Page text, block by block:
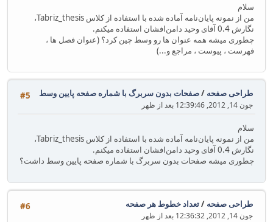
سلام
من از نمونه پایان‌نامه آماده شده با استفاده از کلاس Tabriz_thesis،
نگارش 0.4 آقای وحید دامن‌افشان استفاده میکنم.
چطوری میشه همه عنوان ها رو وسط چین کرد؟ (عنوان فصل ها ،
فهرست ، پیوست ، مراجع و...)
#5 طراحی صفحه /صفحات بدون سربرگ با شماره صفحه پایین وسط
جون 14, 2012, 12:39:46 بعد از ظهر
سلام
من از نمونه پایان‌نامه آماده شده با استفاده از کلاس Tabriz_thesis،
نگارش 0.4 آقای وحید دامن‌افشان استفاده میکنم.
چطوری میشه صفحات بدون سربرگ با شماره صفحه پایین وسط داشت؟
#6 طراحی صفحه /تعداد خطوط هر صفحه
جون 14, 2012, 12:36:32 بعد از ظهر